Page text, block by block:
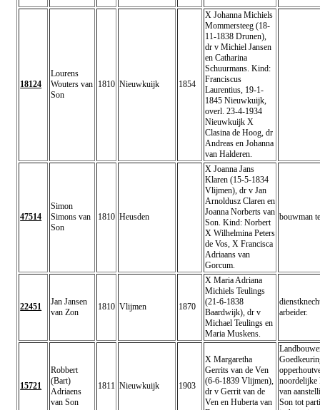
18124
Lourens
Wouters van
Son
1810 Nieuwkuijk 1854
X Johanna Michiels
Mommersteeg (18-
11-1838 Drunen),
dr v Michiel Jansen
en Catharina
Schuurmans. Kind:
Franciscus
Laurentius, 19-1-
1845 Nieuwkuijk,
overl. 23-4-1934
Nieuwkuijk X
Clasina de Hoog, dr
Andreas en Johanna
van Halderen.
47514
Simon
Simons van
Son
1810 Heusden
X Joanna Jans
Klaren (15-5-1834
Vlijmen), dr v Jan
Arnoldusz Claren en
Joanna Norberts van
Son. Kind: Norbert
X Wilhelmina Peters
de Vos, X Francisca
Adriaans van
Gorcum.
bouwman
22451
Jan Jansen
van Zon
1810 Vlijmen 1870
X Maria Adriana
Michiels Teulings
(21-6-1838
Baardwijk), dr v
Michael Teulings en
Maria Muskens.
arbeider.
15721
Robbert
(Bart)
Adriaens
van Son
1811 Nieuwkuijk 1903
X Margaretha
Gerrits van de Ven
(6-6-1839 Vlijmen),
dr v Gerrit van de
Ven en Huberta van
noordelijke
van
Son tot